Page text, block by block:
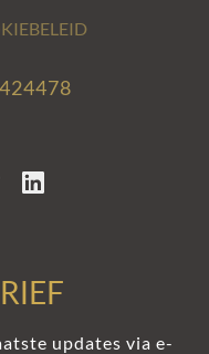
updates via e-